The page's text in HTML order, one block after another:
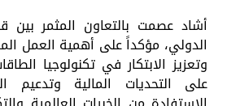
أشاد عصمت بالتعاون المثمر بين
الدولي، مؤكداً على أهمية العمل
وتعزيز الابتكار في تكنولوجيا
على التحديات المالية وتدعيم